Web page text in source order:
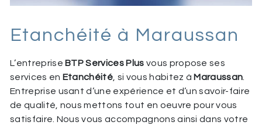
Etanchéité à Maraussan
L’entreprise BTP Services Plus vous propose ses
services en Etanchéité, si vous habitez à Maraussan.
Entreprise usant d’une expérience et d’un savoir-faire
de qualité, nous mettons tout en oeuvre pour vous
satisfaire. Nous vous accompagnons ainsi dans votre